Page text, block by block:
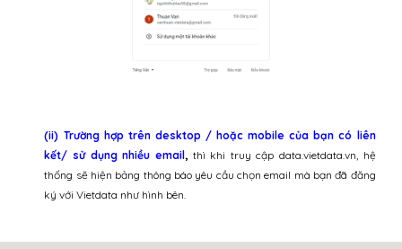
(ii) Trường hợp trên desktop / hoặc mobile của bạn có liên
kết/ sử dụng nhiều email,thì khi truy cập data.vietdata.vn, hệ
thống sẽ hiện bảng thông báo yêu cầu chọn email mà bạn đã đăng
ký với Vietdata như hình bên.